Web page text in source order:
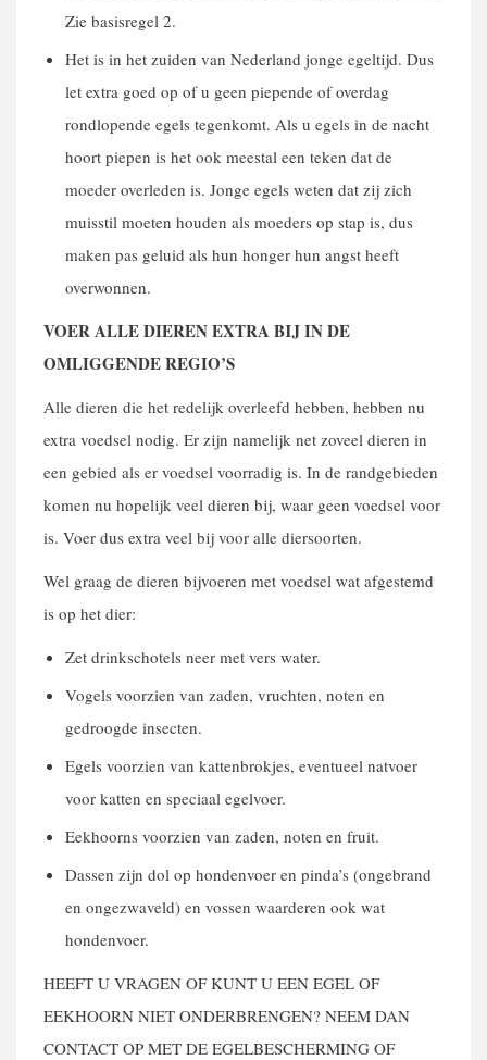
Zie basisregel 2.
Het is in het zuiden van Nederland jonge egeltijd. Dus
let extra goed op of u geen piepende of overdag
rondlopende egels tegenkomt. Als u egels in de nacht
hoort piepen is het ook meestal een teken dat de
moeder overleden is. Jonge egels weten dat zij zich
muisstil moeten houden als moeders op stap is, dus
maken pas geluid als hun honger hun angst heeft
overwonnen.
VOER ALLE DIEREN EXTRA BIJ IN DE
OMLIGGENDE REGIO’S
Alle dieren die het redelijk overleefd hebben, hebben nu
extra voedsel nodig. Er zijn namelijk net zoveel dieren in
een gebied als er voedsel voorradig is. In de randgebieden
komen nu hopelijk veel dieren bij, waar geen voedsel voor
is. Voer dus extra veel bij voor alle diersoorten.
Wel graag de dieren bijvoeren met voedsel wat afgestemd
is op het dier:
Zet drinkschotels neer met vers water.
Vogels voorzien van zaden, vruchten, noten en
gedroogde insecten.
Egels voorzien van kattenbrokjes, eventueel natvoer
voor katten en speciaal egelvoer.
Eekhoorns voorzien van zaden, noten en fruit.
Dassen zijn dol op hondenvoer en pinda’s (ongebrand
en ongezwaveld) en vossen waarderen ook wat
hondenvoer.
HEEFT U VRAGEN OF KUNT U EEN EGEL OF
EEKHOORN NIET ONDERBRENGEN? NEEM DAN
CONTACT OP MET DE EGELBESCHERMING OF